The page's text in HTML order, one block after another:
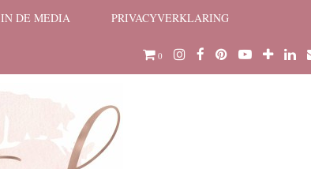
IN DE MEDIA PRIVACYVERKLARING
0